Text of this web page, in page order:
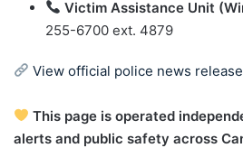
Victim Assistance Unit
255-6700 ext. 4879
View official police news release
This page is operated
alerts and public safety across